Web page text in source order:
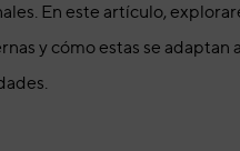
En este artículo,
y cómo estas se adaptan